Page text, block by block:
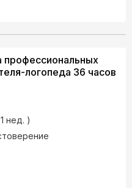
профессиональных
логопеда 36 часов
нед. )